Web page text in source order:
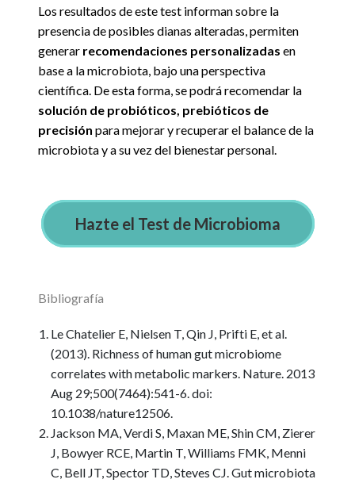
Los resultados de este test informan sobre la
presencia de posibles dianas alteradas, permiten
generar recomendaciones personalizadas en
base a la microbiota, bajo una perspectiva
científica. De esta forma, se podrá recomendar la
solución de probióticos, prebióticos de
precisión para mejorar y recuperar el balance de la
microbiota y a su vez del bienestar personal.
Hazte el Test de Microbioma
Bibliografía
Le Chatelier E, Nielsen T, Qin J, Prifti E, et al.
(2013). Richness of human gut microbiome
correlates with metabolic markers. Nature. 2013
Aug 29;500(7464):541-6. doi:
10.1038/nature12506.
Jackson MA, Verdi S, Maxan ME, Shin CM, Zierer
J, Bowyer RCE, Martin T, Williams FMK, Menni
C, Bell JT, Spector TD, Steves CJ. Gut microbiota